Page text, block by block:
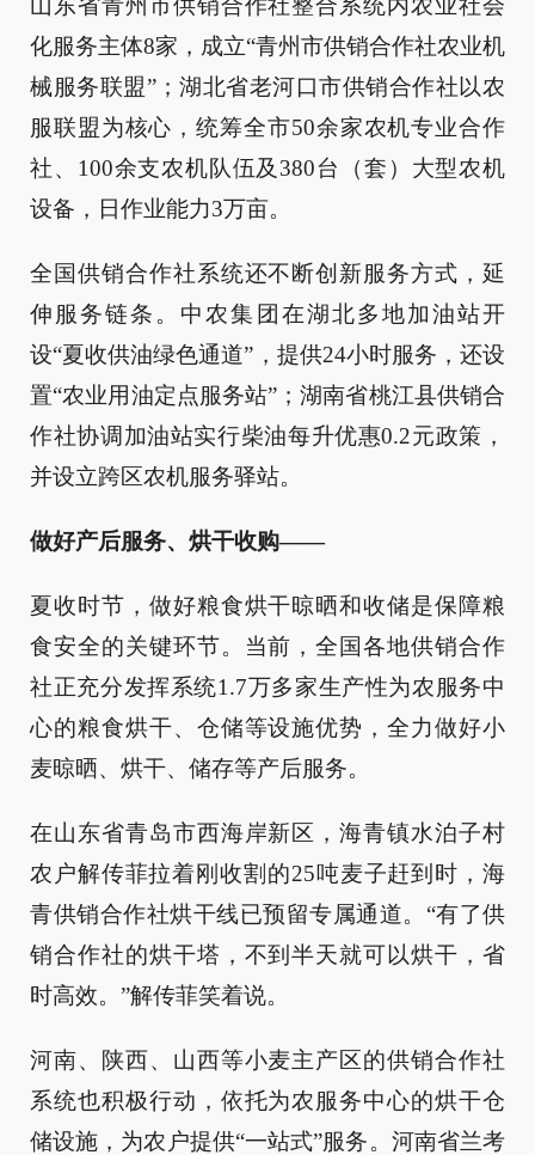
山东省青州市供销合作社整合系统内农业社会
化服务主体8家，成立“青州市供销合作社农业机
械服务联盟”；湖北省老河口市供销合作社以农
服联盟为核心，统筹全市50余家农机专业合作
社、100余支农机队伍及380台（套）大型农机
设备，日作业能力3万亩。
全国供销合作社系统还不断创新服务方式，延
伸服务链条。中农集团在湖北多地加油站开
设“夏收供油绿色通道”，提供24小时服务，还设
置“农业用油定点服务站”；湖南省桃江县供销合
作社协调加油站实行柴油每升优惠0.2元政策，
并设立跨区农机服务驿站。
做好产后服务、烘干收购——
夏收时节，做好粮食烘干晾晒和收储是保障粮
食安全的关键环节。当前，全国各地供销合作
社正充分发挥系统1.7万多家生产性为农服务中
心的粮食烘干、仓储等设施优势，全力做好小
麦晾晒、烘干、储存等产后服务。
在山东省青岛市西海岸新区，海青镇水泊子村
农户解传菲拉着刚收割的25吨麦子赶到时，海
青供销合作社烘干线已预留专属通道。“有了供
销合作社的烘干塔，不到半天就可以烘干，省
时高效。”解传菲笑着说。
河南、陕西、山西等小麦主产区的供销合作社
系统也积极行动，依托为农服务中心的烘干仓
储设施，为农户提供“一站式”服务。河南省兰考